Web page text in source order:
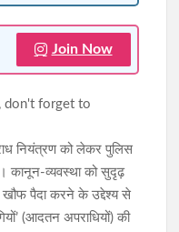
Join Now
don't forget to
नियंत्रण को लेकर पुलिस
कानून-व्यवस्था को सुदृढ़
पैदा करने के उद्देश्य से
(आदतन अपराधियों) की